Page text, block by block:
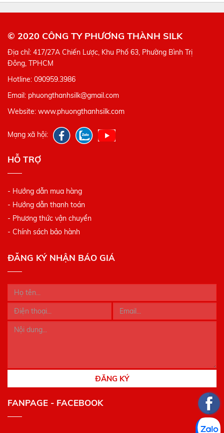
© 2020 CÔNG TY PHƯƠNG THÀNH SILK
Địa chỉ: 417/27A Chiến Lược, Khu Phố 63, Phường Bình Trị
Đông, TPHCM
Hotline: 090959.3986
Email: phuongthanhsilk@gmail.com
Website: www.phuongthanhsilk.com
Mạng xã hội:
HỖ TRỢ
- Hướng dẫn mua hàng
- Hướng dẫn thanh toán
- Phương thức vận chuyển
- Chính sách bảo hành
ĐĂNG KÝ NHẬN BÁO GIÁ
ĐĂNG KÝ
FANPAGE - FACEBOOK